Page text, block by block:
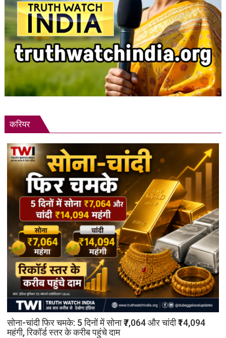
करियर
सोना-चांदी फिर चमके: 5 दिनों में सोना ₹7,064 और चांदी ₹14,094
महंगी, रिकॉर्ड स्तर के करीब पहुंचे दाम